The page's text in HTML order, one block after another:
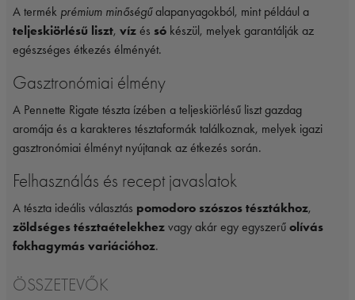
A termék prémium minőségűalapanyagokból, mint például a
teljeskiörlésű liszt, víz és só készül, melyek garantálják az
egészséges étkezés élményét.
Gasztronómiai élmény
A Pennette Rigate tészta ízében a teljeskiörlésű liszt gazdag
aromája és a karakteres tésztaformák találkoznak, melyek igazi
gasztronómiai élményt nyújtanak az étkezés során.
Felhasználás és recept javaslatok
A tészta ideális választás pomodoro szószos tésztákhoz,
zöldséges tésztaételekhez vagy akár egy egyszerű olívás
fokhagymás variációhoz.
ÖSSZETEVŐK